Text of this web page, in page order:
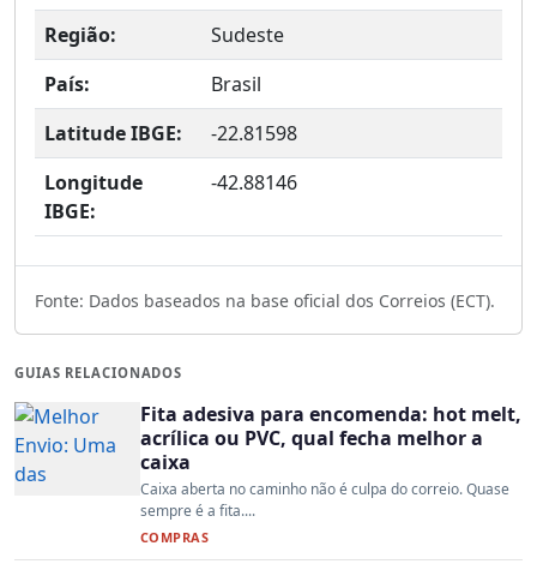
Região:
Sudeste
País:
Brasil
Latitude IBGE:
-22.81598
Longitude
IBGE:
-42.88146
Fonte: Dados baseados na base oficial dos Correios (ECT).
GUIAS RELACIONADOS
Fita adesiva para encomenda: hot melt,
acrílica ou PVC, qual fecha melhor a
caixa
Caixa aberta no caminho não é culpa do correio. Quase
sempre é a fita....
COMPRAS